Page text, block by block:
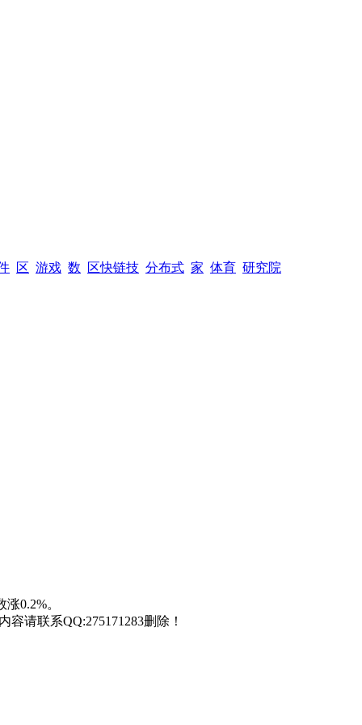
区 游戏 数 区快链技 分布式 家 体育 研究院
0.2%。
请联系QQ:275171283删除！